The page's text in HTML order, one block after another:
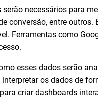
necessários para
conversão, entre
Ferramentas como
esses dados serão
os dados de
criar dashboards